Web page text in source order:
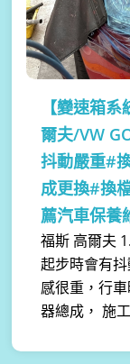
【變速箱系
爾夫/VW
抖動嚴重#
成更換#換
薦汽車保養
福斯 高爾夫
起步時會有
感很重，行
器總成， 施